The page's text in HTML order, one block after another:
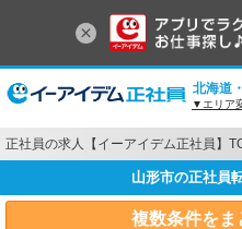
北海道
▼エリア
正社員の求人【イーアイデム正社員】
山形市の正社員
複数条件をま